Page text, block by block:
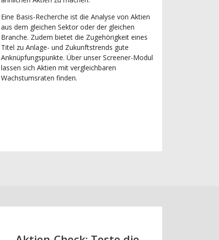
Eine Basis-Recherche ist die Analyse von Aktien
aus dem gleichen Sektor oder der gleichen
Branche. Zudem bietet die Zugehörigkeit eines
Titel zu Anlage- und Zukunftstrends gute
Anknüpfungspunkte. Über unser Screener-Modul
lassen sich Aktien mit vergleichbaren
Wachstumsraten finden.